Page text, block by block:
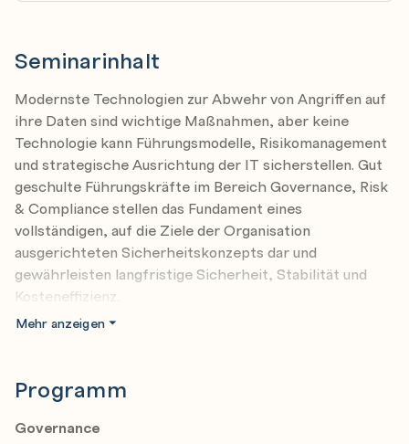
Seminarinhalt
Modernste Technologien zur Abwehr von Angriff­en auf
ihre Daten sind wichtige Maßnahmen, aber keine
Technologie kann Führungsmodelle, Risikomanagement
und strategische Ausrichtung der IT sicherstellen. Gut
geschulte Führungskräfte im Bereich Governance, Risk
& Compliance stellen das Fundament eines
vollständigen, auf die Ziele der Organisation
ausgerichteten Sicherheitskonzepts dar und
gewährleisten langfristige Sicherheit, Stabilität und
Kosteneffizienz.
Das Training kann als Vorbereitung zur Zertifizierung
herangezogen werden - der Erwerb des CRISC Titels
weist Sie als qualifizierten Experten im Bereich
Informationssicherheits-Risikomanagement aus.
Mehr anzeigen
Programm
Governance